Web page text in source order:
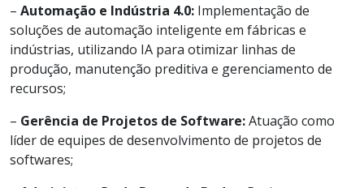
– Automação e Indústria 4.0: Implementação de
soluções de automação inteligente em fábricas e
indústrias, utilizando IA para otimizar linhas de
produção, manutenção preditiva e gerenciamento de
recursos;
– Gerência de Projetos de Software:Atuação como
líder de equipes de desenvolvimento de projetos de
softwares;